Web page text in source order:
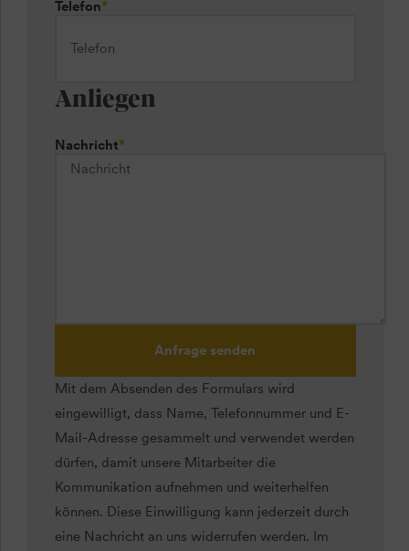
Telefon*
Anliegen
Nachricht*
Anfrage senden
Mit dem Absenden des Formulars wird
eingewilligt, dass Name, Telefonnummer und E-
Mail-Adresse gesammelt und verwendet werden
dürfen, damit unsere Mitarbeiter die
Kommunikation aufnehmen und weiterhelfen
können. Diese Einwilligung kann jederzeit durch
eine Nachricht an uns widerrufen werden. Im